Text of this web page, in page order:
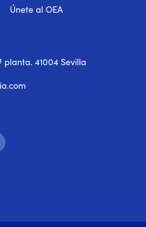
Únete al OEA
planta. 41004 Sevilla